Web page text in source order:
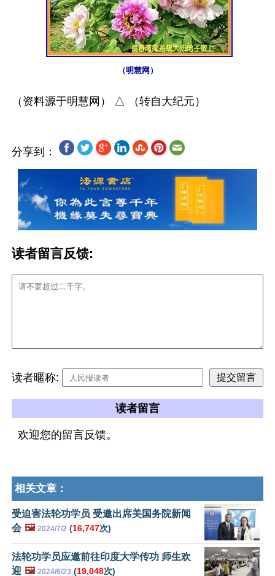
（明慧网）
分享到：
读者留言反馈:
读者暱称:
读者留言
欢迎您的留言反馈。
相关文章：
受迫害法轮功学员 受邀出席美国务院新闻
会 🖼️ 2024/7/2 (16,747次)
法轮功学员应邀前往印度大学传功 师生欢
迎 🖼️ 2024/6/23 (19,048次)